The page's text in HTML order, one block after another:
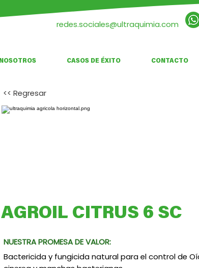
redes.sociales@ultraquimia.com
NOSOTROS CASOS DE ÉXITO CONTACTO
AGROIL CITRUS 6 SC
<< Regresar
NUESTRA PROMESA DE VALOR:
Bactericida y fungicida natural para el control de